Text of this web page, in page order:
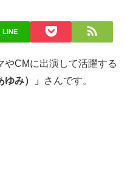
LINE
やCMに出演して活躍する
ゆみ）」 さんです。